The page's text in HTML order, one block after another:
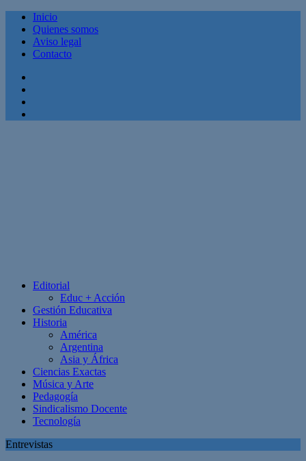
Inicio
Quienes somos
Aviso legal
Contacto
Editorial
Educ + Acción
Gestión Educativa
Historia
América
Argentina
Asia y África
Ciencias Exactas
Música y Arte
Pedagogía
Sindicalismo Docente
Tecnología
Entrevistas